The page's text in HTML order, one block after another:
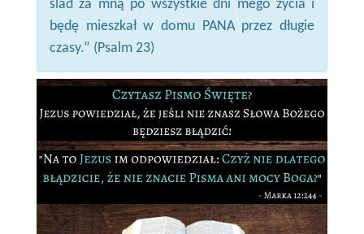
ślad za mną po wszystkie dni mego życia i
będę mieszkał w domu PANA przez długie
czasy.” (Psalm 23)